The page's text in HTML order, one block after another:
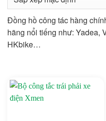
Đồng hồ công tác hàng
hãng nổi tiếng như: Yadea,
HKbike…